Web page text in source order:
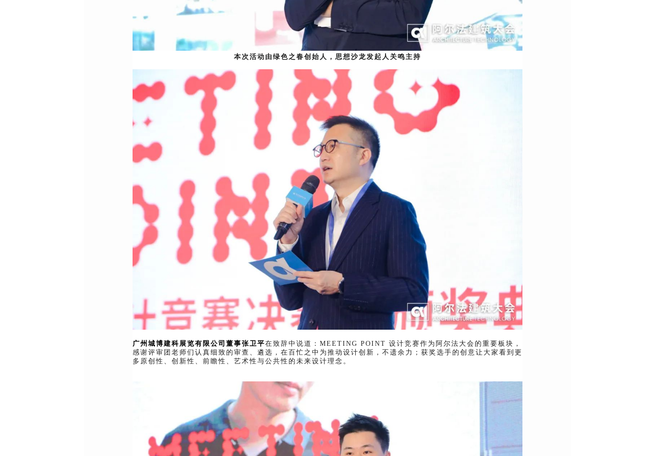
本次活动由绿色之春创始人，思想沙龙发起人关鸣主持
广州城博建科展览有限公司董事张卫平在致辞中说道： MEETING POINT 设计竞赛作为阿尔法大会的重要板块，
感谢评审团老师们认真细致的审查、遴选，在百忙之中为推动设计创新，不遗余力； 获奖选手的创意让大家看到更
多原创性、创新性、前瞻性、艺术性与公共性的未来设计理念。